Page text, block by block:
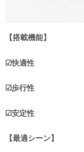
【搭載機能】
☑︎快適性
☑︎歩行性
☑︎安定性
【最適シーン】